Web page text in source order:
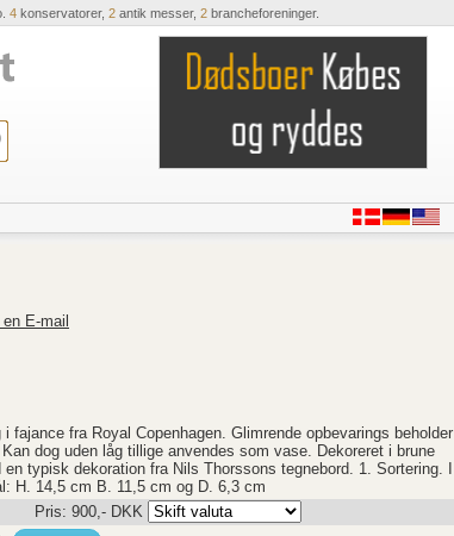
4konservatorer, 2antik messer, 2brancheforeninger.
E-mail
i fajance fra Royal Copenhagen. Glimrende opbevarings beholder
dog uden låg tillige anvendes som vase. Dekoreret i brune
typisk dekoration fra Nils Thorssons tegnebord. 1. Sortering. I
H. 14,5 cm B. 11,5 cm og D. 6,3 cm
Pris: 900,- DKK